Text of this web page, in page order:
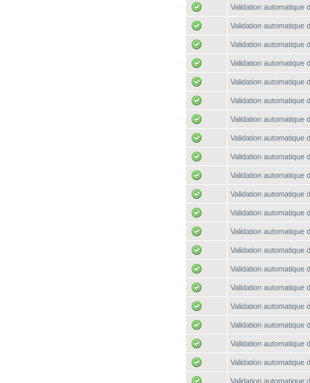
Validation automatique
Validation automatique
Validation automatique
Validation automatique
Validation automatique
Validation automatique
Validation automatique
Validation automatique
Validation automatique
Validation automatique
Validation automatique
Validation automatique
Validation automatique
Validation automatique
Validation automatique
Validation automatique
Validation automatique
Validation automatique
Validation automatique
Validation automatique
Validation automatique